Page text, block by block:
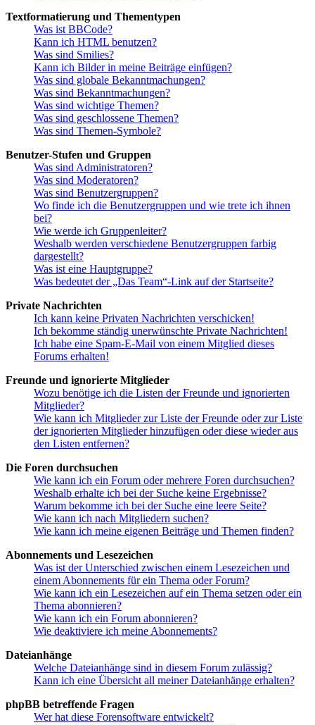
Textformatierung und Thementypen
Was ist BBCode?
Kann ich HTML benutzen?
Was sind Smilies?
Kann ich Bilder in meine Beiträge einfügen?
Was sind globale Bekanntmachungen?
Was sind Bekanntmachungen?
Was sind wichtige Themen?
Was sind geschlossene Themen?
Was sind Themen-Symbole?
Benutzer-Stufen und Gruppen
Was sind Administratoren?
Was sind Moderatoren?
Was sind Benutzergruppen?
Wo finde ich die Benutzergruppen und wie trete ich ihnen
bei?
Wie werde ich Gruppenleiter?
Weshalb werden verschiedene Benutzergruppen farbig
dargestellt?
Was ist eine Hauptgruppe?
Was bedeutet der „Das Team“-Link auf der Startseite?
Private Nachrichten
Ich kann keine Privaten Nachrichten verschicken!
Ich bekomme ständig unerwünschte Private Nachrichten!
Ich habe eine Spam-E-Mail von einem Mitglied dieses
Forums erhalten!
Freunde und ignorierte Mitglieder
Wozu benötige ich die Listen der Freunde und ignorierten
Mitglieder?
Wie kann ich Mitglieder zur Liste der Freunde oder zur Liste
der ignorierten Mitglieder hinzufügen oder diese wieder aus
den Listen entfernen?
Die Foren durchsuchen
Wie kann ich ein Forum oder mehrere Foren durchsuchen?
Weshalb erhalte ich bei der Suche keine Ergebnisse?
Warum bekomme ich bei der Suche eine leere Seite?
Wie kann ich nach Mitgliedern suchen?
Wie kann ich meine eigenen Beiträge und Themen finden?
Abonnements und Lesezeichen
Was ist der Unterschied zwischen einem Lesezeichen und
einem Abonnements für ein Thema oder Forum?
Wie kann ich ein Lesezeichen auf ein Thema setzen oder ein
Thema abonnieren?
Wie kann ich ein Forum abonnieren?
Wie deaktiviere ich meine Abonnements?
Dateianhänge
Welche Dateianhänge sind in diesem Forum zulässig?
Kann ich eine Übersicht all meiner Dateianhänge erhalten?
phpBB betreffende Fragen
Wer hat diese Forensoftware entwickelt?